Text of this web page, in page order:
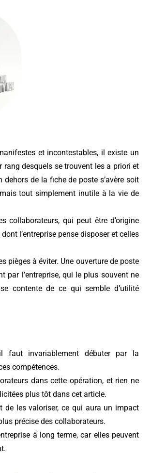
et incontestables, il existe un
rang desquels se trouvent les a priori et
dehors de la fiche de poste s’avère soit
tout simplement inutile à la vie de
collaborateurs, qui peut être d’origine
l’entreprise pense disposer et celles
pièges à éviter. Une ouverture de poste
par l’entreprise, qui le plus souvent ne
contente de ce qui semble d’utilité
faut invariablement débuter par la
compétences.
dans cette opération, et rien ne
plus tôt dans cet article.
de les valoriser, ce qui aura un impact
précise des collaborateurs.
à long terme, car elles peuvent